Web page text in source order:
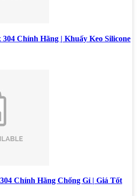
Chính Hãng | Khuấy Keo Silicone
Chính Hãng Chống Gỉ | Giá Tốt